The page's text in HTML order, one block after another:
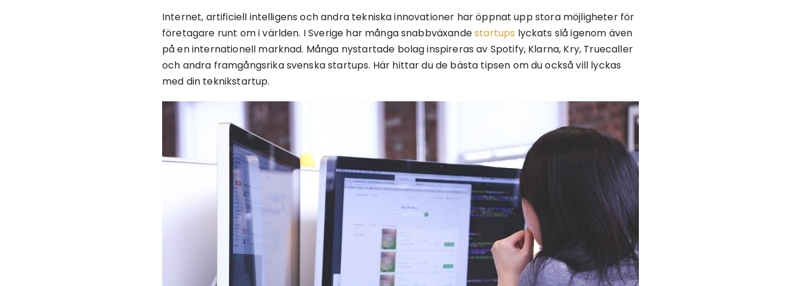
Internet, artificiell intelligens och andra tekniska innovationer har öppnat upp stora möjligheter för
företagare runt om i världen. I Sverige har många snabbväxandestartups lyckats slå igenom även
på en internationell marknad. Många nystartade bolag inspireras av Spotify, Klarna, Kry, Truecaller
och andra framgångsrika svenska startups. Här hittar du de bästa tipsen om du också vill lyckas
med din teknikstartup.